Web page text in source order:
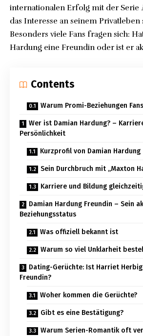
internationalen Erfolg mit der Serie
das Interesse an seinem Privatleben
Besonders viele Fans fragen sich:
Hardung eine Freundin oder ist er
Contents
Warum Promi-Beziehungen
Wer ist Damian Hardung? –
Persönlichkeit
Kurzprofil von Damian Hardung
Sein Durchbruch mit „Maxton
Karriere und Bildung
Damian Hardung Freundin – Sein
Beziehungsstatus
Was offiziell bekannt ist
Warum so viel Unklarheit
Dating-Gerüchte: Ist Harriet
Freundin?
Woher kommen die Gerüchte?
Gibt es eine Bestätigung?
Warum Serien-Romantik oft